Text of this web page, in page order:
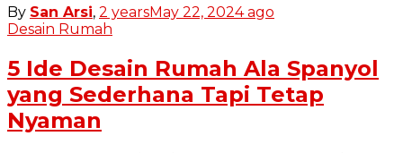
By San Arsi, 2 yearsMay 22, 2024ago
Desain Rumah
5 Ide Desain Rumah Ala Spanyol
yang Sederhana Tapi Tetap
Nyaman